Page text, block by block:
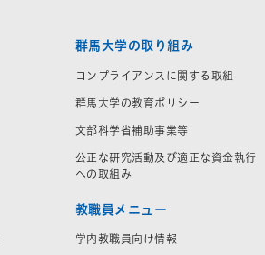
群馬大学の取り組み
コンプライアンスに関する取組
群馬大学の教育ポリシー
文部科学省補助事業等
公正な研究活動及び適正な資金執行
への取組み
教職員メニュー
学内教職員向け情報